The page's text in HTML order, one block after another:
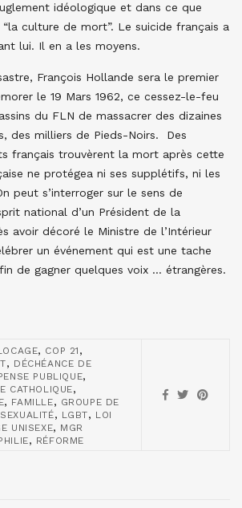
idéologique et dans ce que
culture de mort”. Le suicide français a
lui. Il en a les moyens.
François Hollande sera le premier
le 19 Mars 1962, ce cessez-le-feu
du FLN de massacrer des dizaines
des milliers de Pieds-Noirs. Des
français trouvèrent la mort après cette
ne protégea ni ses supplétifs, ni les
peut s’interroger sur le sens de
national d’un Président de la
avoir décoré le Ministre de l’Intérieur
un événement qui est une tache
de gagner quelques voix … étrangères.
, COP 21 ,
, DÉCHÉANCE DE
PUBLIQUE,
CATHOLIQUE,
, FAMILLE, GROUPE DE
, LGBT, LOI
UNISEXE, MGR
, RÉFORME